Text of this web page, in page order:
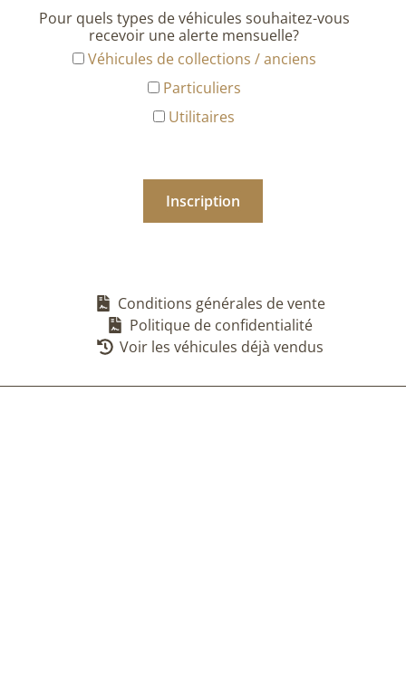
Pour quels types de véhicules souhaitez-vous
recevoir une alerte mensuelle?
Véhicules de collections / anciens
Particuliers
Utilitaires
Conditions générales de vente
Politique de confidentialité
Voir les véhicules déjà vendus